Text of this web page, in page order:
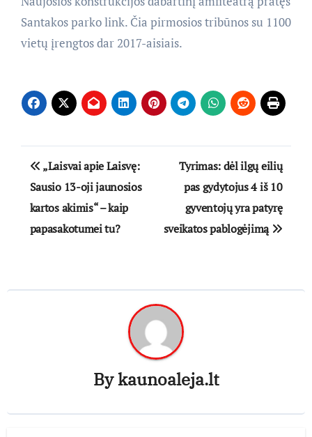
Santakos parko link. Čia pirmosios tribūnos su 1100
vietų įrengtos dar 2017-aisiais.
Navigacija
tarp
įrašų
„Laisvai apie Laisvę:
Sausio 13-oji jaunosios
kartos akimis“ – kaip
papasakotumei tu?
Tyrimas: dėl ilgų eilių
pas gydytojus 4 iš 10
gyventojų yra patyrę
sveikatos pablogėjimą
Bykaunoaleja.lt